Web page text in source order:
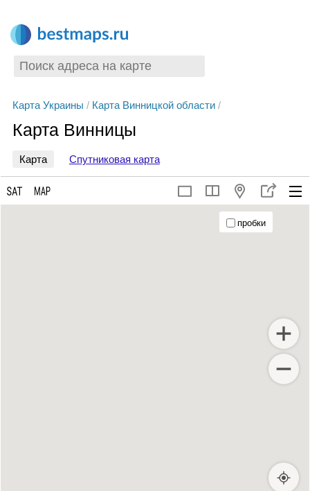
Карта Украины / Карта Винницкой области/
Карта Винницы
Карта Спутниковая карта
пробки